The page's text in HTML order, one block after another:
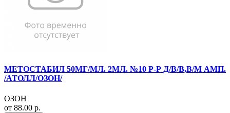
МЕТОСТАБИЛ 50МГ/МЛ. 2МЛ. №10 Р-Р Д/В/В,В/М АМП.
/АТОЛЛ/ОЗОН/
ОЗОН
от 88.00 р.